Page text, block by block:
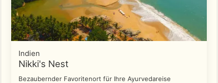
Indien
Nikki's Nest
Bezaubernder Favoritenort für Ihre Ayurvedareise